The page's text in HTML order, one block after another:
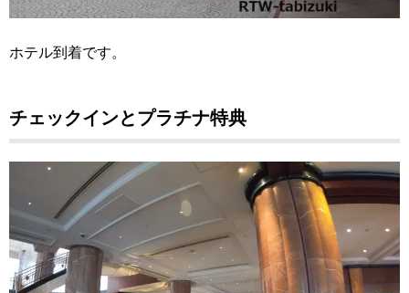
ホテル到着です。
チェックインとプラチナ特典